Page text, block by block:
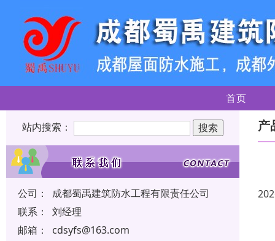
首页
站内搜索：
公司：
成都蜀禹建筑防水工程有限责任公司
联系：
刘经理
邮箱：
cdsyfs@163.com
产